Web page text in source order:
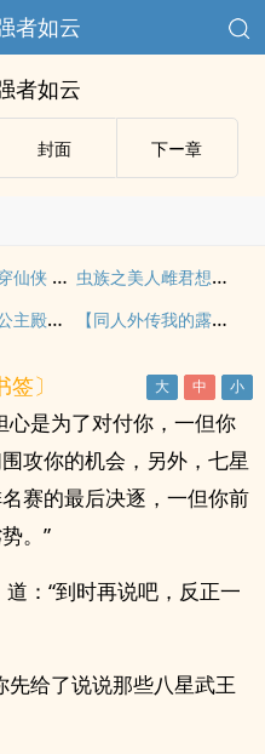
者如云
者如云
封面 下ー章
不羡仙（快穿仙侠 古言 1v1 sc）
虫族之美人雌君想养崽
日常被操的公主殿下（男全处，NPH，SM） 【同人外传我的露出】（上）
签〕
心是为了对付你，一但你
攻你的机会，另外，七星
赛的最后决逐，一但你前
。”
：“到时再说吧，反正一
先给了说说那些八星武王